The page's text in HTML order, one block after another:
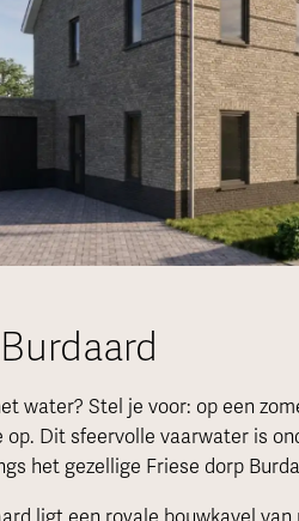
water? Stel je voor: op een
op. Dit sfeervolle vaarwater is
het gezellige Friese dorp